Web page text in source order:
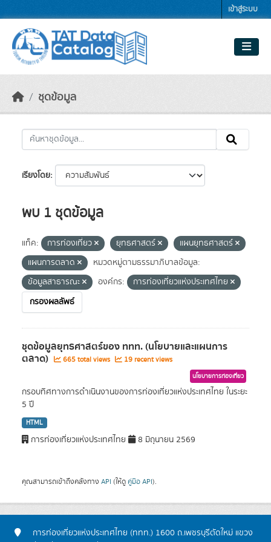
เข้าสู่ระบบ
ชุดข้อมูล
เรียงโดย
พบ 1 ชุดข้อมูล
แท็ค: การท่องเที่ยว ยุทธศาสตร์
แผนยุทธศาสตร์
แผนการตลาด
หมวดหมู่ตามธรรมาภิบาลข้อมูล:
ข้อมูลสาธารณะ
องค์กร:
การท่องเที่ยวแห่งประเทศไทย
กรองผลลัพธ์
ชุดข้อมูลยุทธศาสตร์ของ ททท. (นโยบายและแผนการ
ตลาด) 665 total views 19 recent views
นโยบายการท่องเที่ยว
กรอบทิศทางการดำเนินงานของการท่องเที่ยวแห่งประเทศไทย ในระยะ
5 ปี
HTML
การท่องเที่ยวแห่งประเทศไทย 8 มิถุนายน 2569
คุณสามารถเข้าถึงคลังทาง API (ให้ดู คู่มือ API).
การท่องเที่ยวแห่งประเทศไทย (ททท.) 1600 ถ.เพชรบุรีตัดใหม่ แขวง